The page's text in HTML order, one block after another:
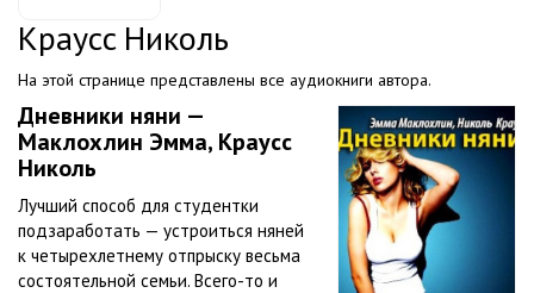
Краусc Николь
На этой странице представлены все аудиокниги автора.
Дневники няни —
Маклохлин Эмма, Краусc
Николь
Лучший способ для студентки
подзаработать — устроиться няней
к четырехлетнему отпрыску весьма
состоятельной семьи. Всего-то и